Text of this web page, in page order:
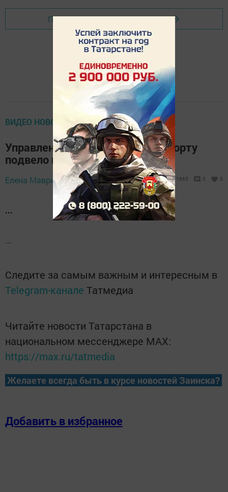
Перейти на страницу новости
ВИДЕО НОВОСТИ (НОВОЕ)
Управление по физкультуре и спорту
подвело итоги года
Елена Маврина, 7 февраля 2018 - 15:58 1665 0 0
...
...
Следите за самым важным и интересным в
Telegram-канале Татмедиа
Читайте новости Татарстана в
национальном мессенджере MАХ:
https://max.ru/tatmedia
Желаете всегда быть в курсе новостей Заинска?
Добавить в избранное